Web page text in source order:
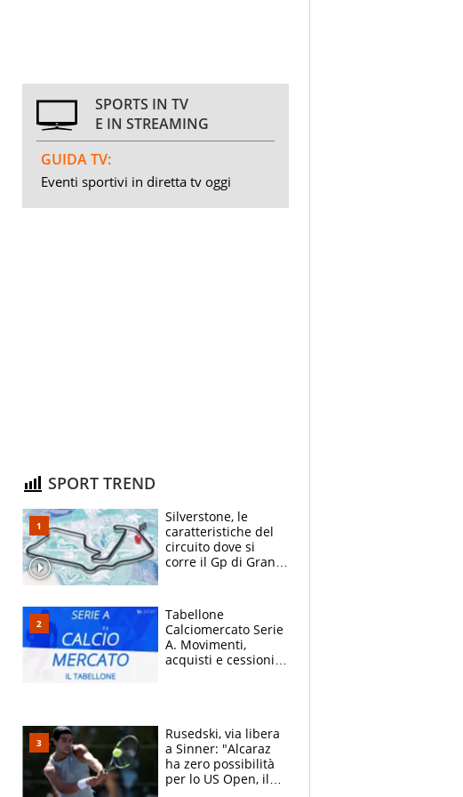
SPORTS IN TV
E IN STREAMING
GUIDA TV:
Eventi sportivi in diretta tv oggi
SPORT TREND
Silverstone, le
caratteristiche del
circuito dove si
corre il Gp di Gran
Tabellone
Calciomercato Serie
A. Movimenti,
acquisti e cessioni:
Rusedski, via libera
a Sinner: "Alcaraz
ha zero possibilità
per lo US Open, il